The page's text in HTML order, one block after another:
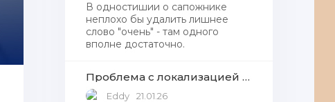
В одностишии о сапожнике
неплохо бы удалить лишнее
слово "очень" - там одного
вполне достаточно.
Проблема с локализацией языков Windows Defender, Microsoft Store в Windows 11
Eddy 21.01.26